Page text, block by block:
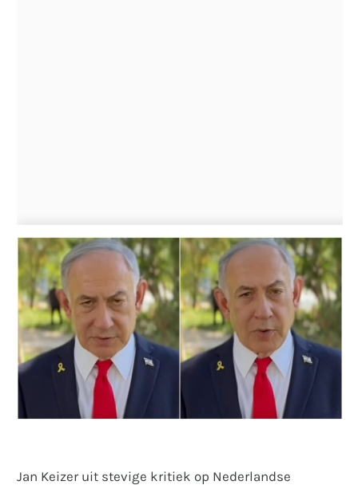
Jan Keizer uit stevige kritiek op Nederlandse